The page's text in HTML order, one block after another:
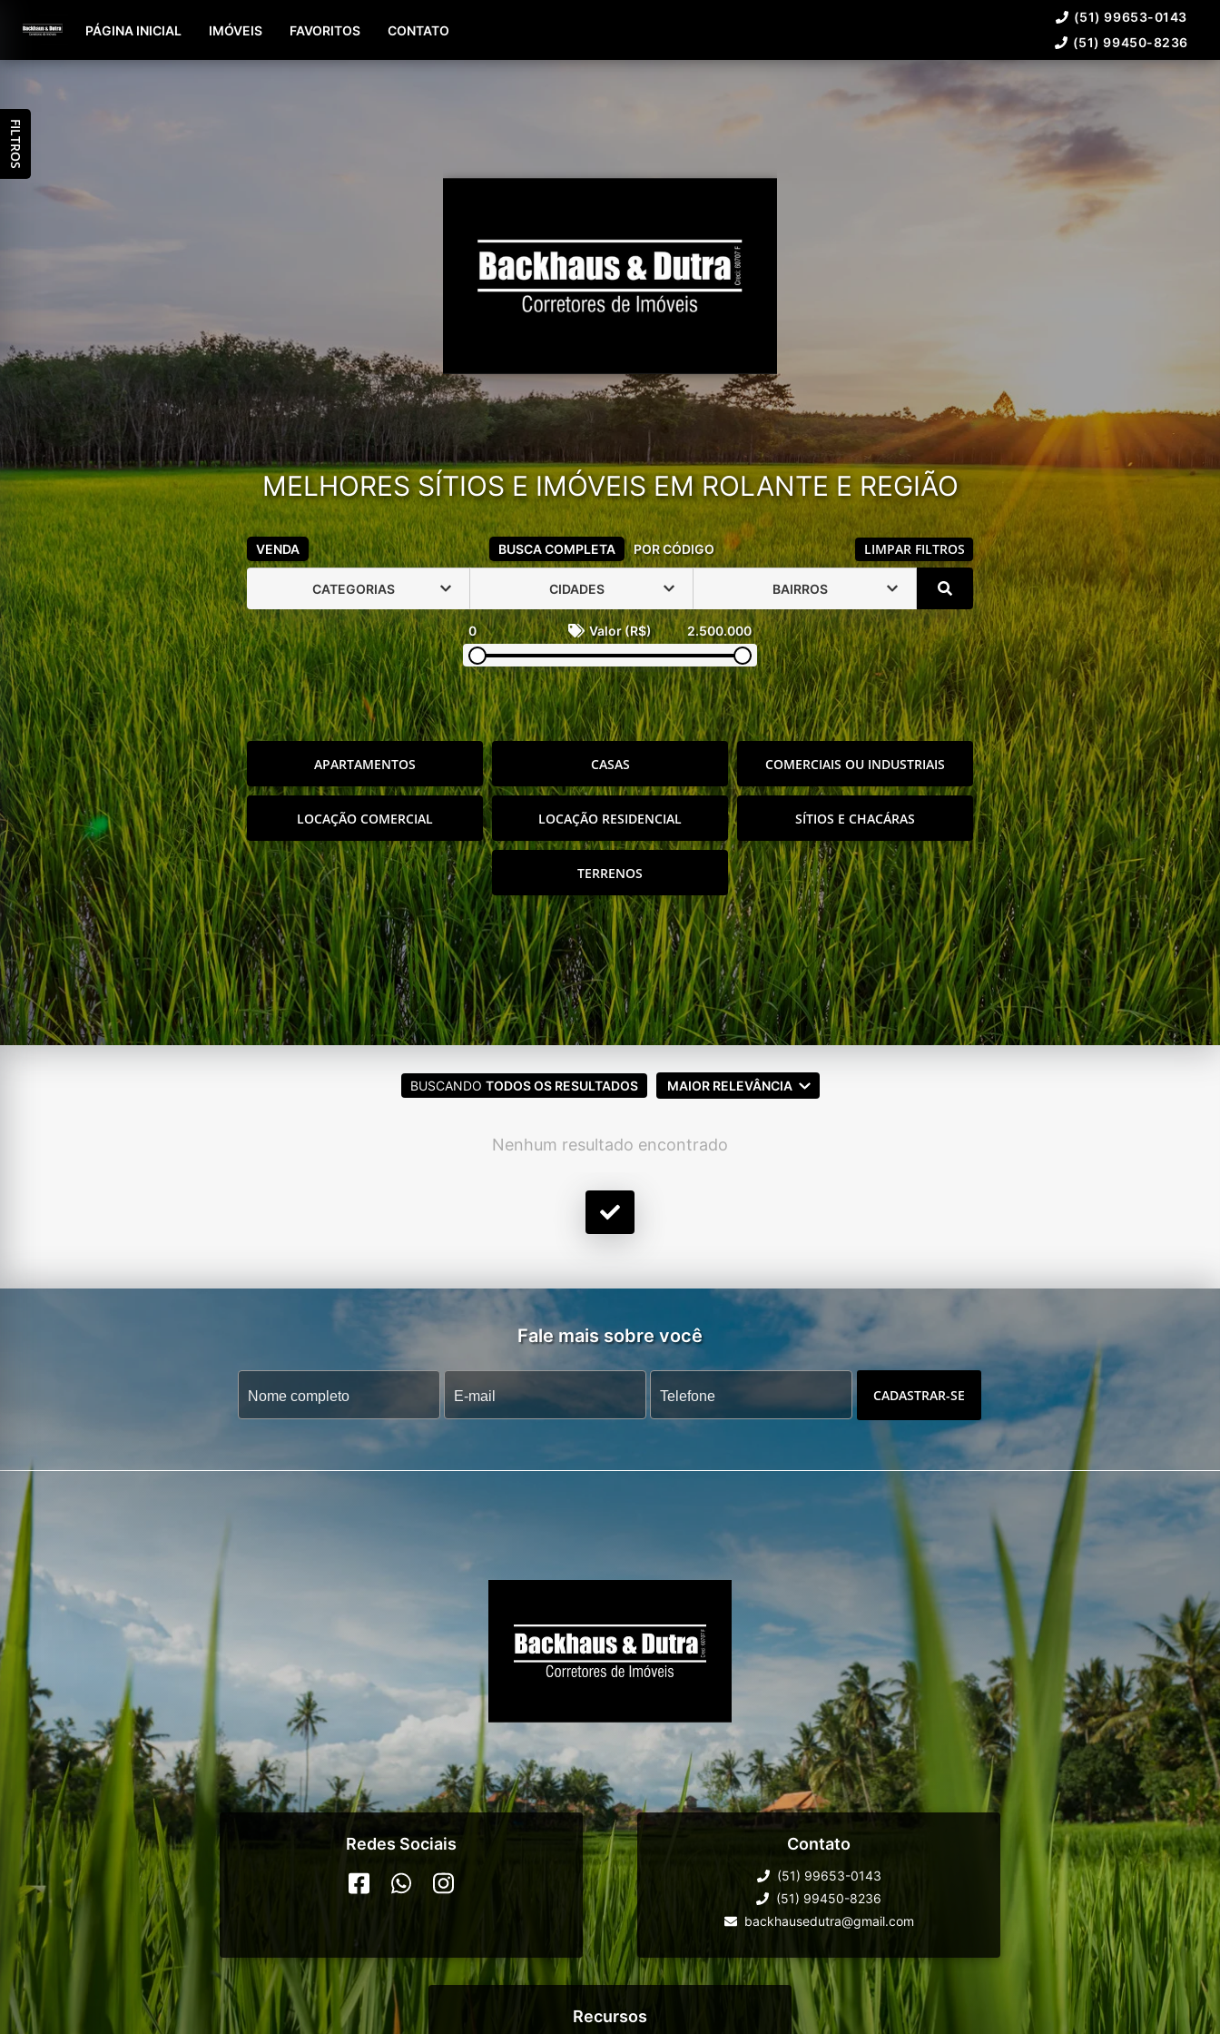
PÁGINA INICIAL IMÓVEIS FAVORITOS CONTATO
(51) 99653-0143
(51) 99450-8236
MELHORES SÍTIOS E IMÓVEIS EM ROLANTE E REGIÃO
VENDA BUSCA COMPLETA POR CÓDIGO LIMPAR FILTROS
CATEGORIAS CIDADES BAIRROS
0 Valor (R$) 2.500.000
APARTAMENTOS CASAS COMERCIAIS OU INDUSTRIAIS
LOCAÇÃO COMERCIAL LOCAÇÃO RESIDENCIAL SÍTIOS E CHACÁRAS
TERRENOS
FILTROS
BUSCANDO TODOS OS RESULTADOS MAIOR RELEVÂNCIA
Nenhum resultado encontrado
Fale mais sobre você
CADASTRAR-SE
Redes Sociais Contato
(51) 99653-0143
(51) 99450-8236
backhausedutra@gmail.com
Recursos